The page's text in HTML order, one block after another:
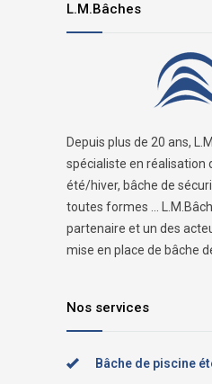
L.M.Bâches
Depuis plus de 20 ans,
spécialiste en réalisation
été/hiver, bâche de
toutes formes ...
partenaire et un des
mise en place de bâche
Nos services
Bâche de piscine